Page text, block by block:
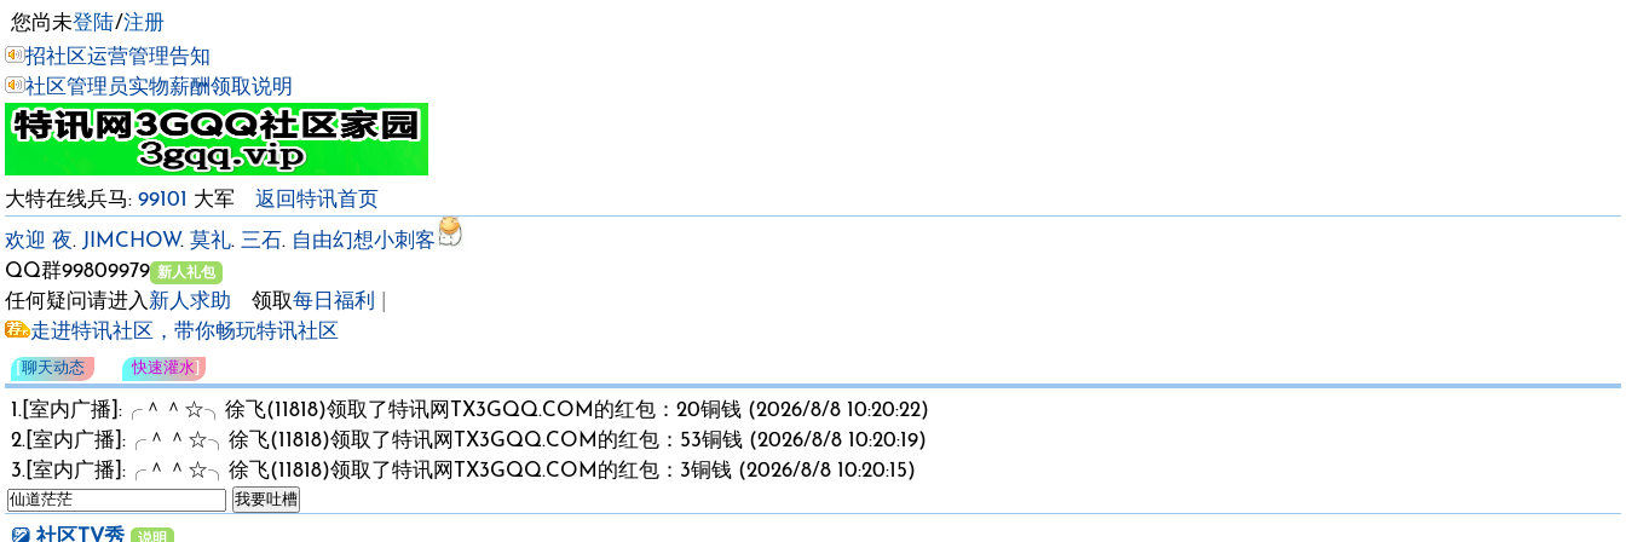
您尚未登陆/注册
招社区运营管理告知
社区管理员实物薪酬领取说明
大特在线兵马: 99101 大军 返回特讯首页
欢迎 夜. JIMCHOW. 莫礼. 三石. 自由幻想小刺客
QQ群99809 新人礼包
任何疑问请进入 新人求助 领取每日福利
走进特讯社区，带你畅玩特讯社区
聊天动态 快速灌水
1.[室内广播]:╭＾＾☆╮徐飞(11818)领取了特讯网TX3GQQ.COM的红包：20铜钱 (2026/8/8 10:20:22)
2.[室内广播]:╭＾＾☆╮徐飞(11818)领取了特讯网TX3GQQ.COM的红包：53铜钱 (2026/8/8 10:20:19)
3.[室内广播]:╭＾＾☆╮徐飞(11818)领取了特讯网TX3GQQ.COM的红包：3铜钱 (2026/8/8 10:20:15)
社区TV秀 说明